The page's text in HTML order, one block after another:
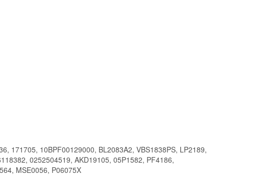
171705, 10BPF00129000, BL2083A2, VBS1838PS, LP2189,
0252504519, AKD19105, 05P1582, PF4186,
MSE0056, P06075X